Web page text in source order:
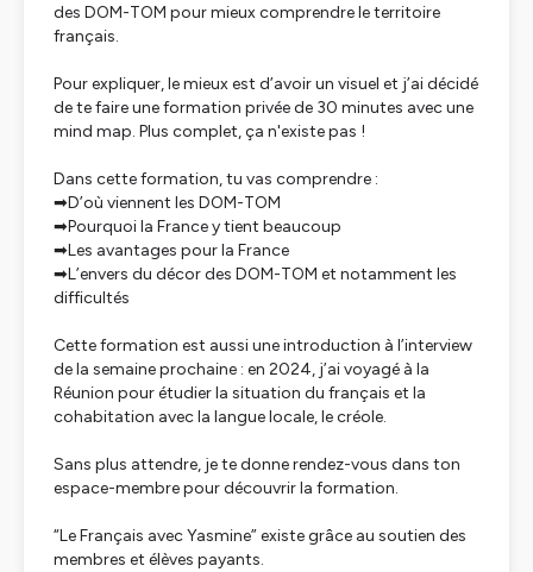
des DOM-TOM pour mieux comprendre le territoire
français.
Pour expliquer, le mieux est d’avoir un visuel et j’ai décidé
de te faire une formation privée de 30 minutes avec une
mind map. Plus complet, ça n'existe pas !
Dans cette formation, tu vas comprendre :
➡D’où viennent les DOM-TOM
➡Pourquoi la France y tient beaucoup
➡Les avantages pour la France
➡L’envers du décor des DOM-TOM et notamment les
difficultés
Cette formation est aussi une introduction à l’interview
de la semaine prochaine : en 2024, j’ai voyagé à la
Réunion pour étudier la situation du français et la
cohabitation avec la langue locale, le créole.
Sans plus attendre, je te donne rendez-vous dans ton
espace-membre pour découvrir la formation.
“Le Français avec Yasmine” existe grâce au soutien des
membres et élèves payants.